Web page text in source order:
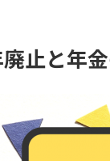
止と年